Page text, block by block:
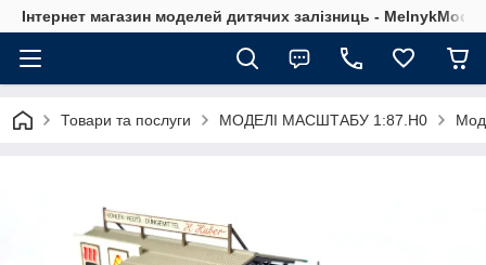
Інтернет магазин моделей дитячих залізниць -
Товари та послуги МОДЕЛІ МАСШТАБУ 1:87.H0